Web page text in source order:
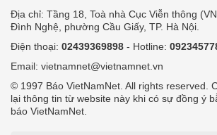
Địa chỉ: Tầng 18, Toà nhà Cục Viễn thông
Đình Nghệ, phường Cầu Giấy, TP. Hà Nội.
Điện thoại: 02439369898 - Hotline:
Email: vietnamnet@vietnamnet.vn
© 1997 Báo VietNamNet. All rights reserved.
lại thông tin từ website này khi có sự đồng ý
báo VietNamNet.